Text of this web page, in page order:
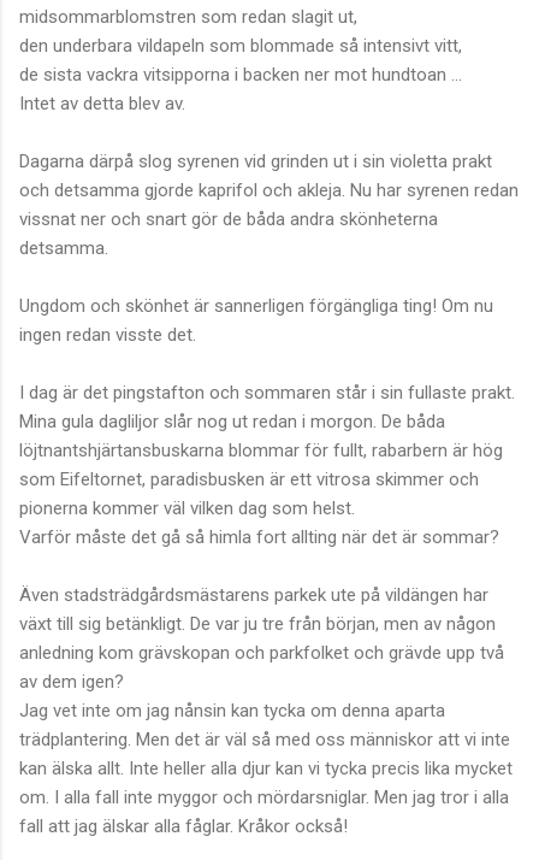
midsommarblomstren som redan slagit ut,
den underbara vildapeln som blommade så intensivt vitt,
de sista vackra vitsipporna i backen ner mot hundtoan ...
Intet av detta blev av.
Dagarna därpå slog syrenen vid grinden ut i sin violetta prakt
och detsamma gjorde kaprifol och akleja. Nu har syrenen redan
vissnat ner och snart gör de båda andra skönheterna
detsamma.
Ungdom och skönhet är sannerligen förgängliga ting! Om nu
ingen redan visste det.
I dag är det pingstafton och sommaren står i sin fullaste prakt.
Mina gula dagliljor slår nog ut redan i morgon. De båda
löjtnantshjärtansbuskarna blommar för fullt, rabarbern är hög
som Eifeltornet, paradisbusken är ett vitrosa skimmer och
pionerna kommer väl vilken dag som helst.
Varför måste det gå så himla fort allting när det är sommar?
Även stadsträdgårdsmästarens parkek ute på vildängen har
växt till sig betänkligt. De var ju tre från början, men av någon
anledning kom grävskopan och parkfolket och grävde upp två
av dem igen?
Jag vet inte om jag nånsin kan tycka om denna aparta
trädplantering. Men det är väl så med oss människor att vi inte
kan älska allt. Inte heller alla djur kan vi tycka precis lika mycket
om. I alla fall inte myggor och mördarsniglar. Men jag tror i alla
fall att jag älskar alla fåglar. Kråkor också!